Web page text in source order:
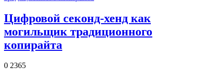
Цифровой секонд-хенд как
могильщик традиционного
копирайта
0 2365